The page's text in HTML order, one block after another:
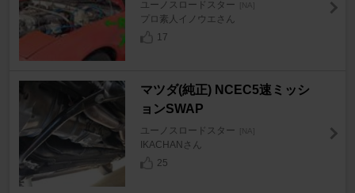
ユーノスロードスター [NA]
プロ素人イノウエさん
17
マツダ(純正) NCEC5速ミッシ
ョンSWAP
ユーノスロードスター [NA]
IKACHANさん
25